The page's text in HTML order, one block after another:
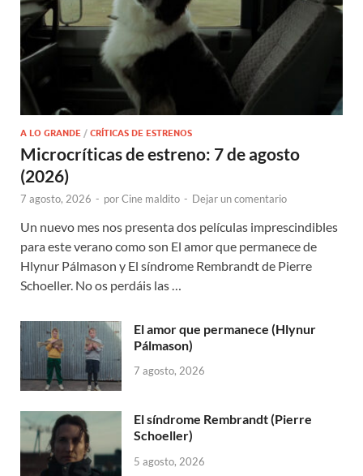
A LO GRANDE / CRÍTICAS DE ESTRENOS
Microcríticas de estreno: 7 de agosto
(2026)
7 agosto, 2026 - porCine maldito - Dejar un comentario
Un nuevo mes nos presenta dos películas imprescindibles
para este verano como son El amor que permanece de
Hlynur Pálmason y El síndrome Rembrandt de Pierre
Schoeller. No os perdáis las …
El amor que permanece (Hlynur
Pálmason)
7 agosto, 2026
El síndrome Rembrandt (Pierre
Schoeller)
5 agosto, 2026